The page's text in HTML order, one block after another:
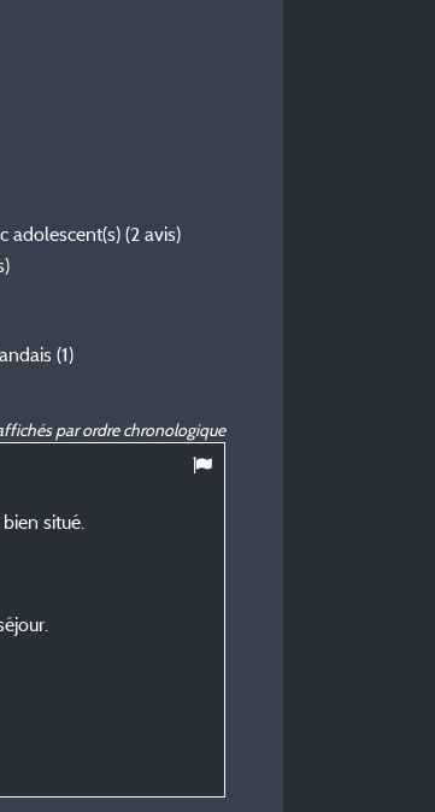
adolescent(s) (2 avis)
(1)
par ordre chronologique
situé.